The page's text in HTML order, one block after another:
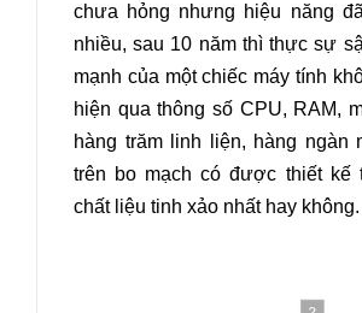
chưa hỏng nhưng hiệu năng
nhiều, sau 10 năm thì thực sự
mạnh của một chiếc máy tính
hiện qua thông số CPU, RAM,
hàng trăm linh liện, hàng ngàn
trên bo mạch có được thiết kế
chất liệu tinh xảo nhất hay không.